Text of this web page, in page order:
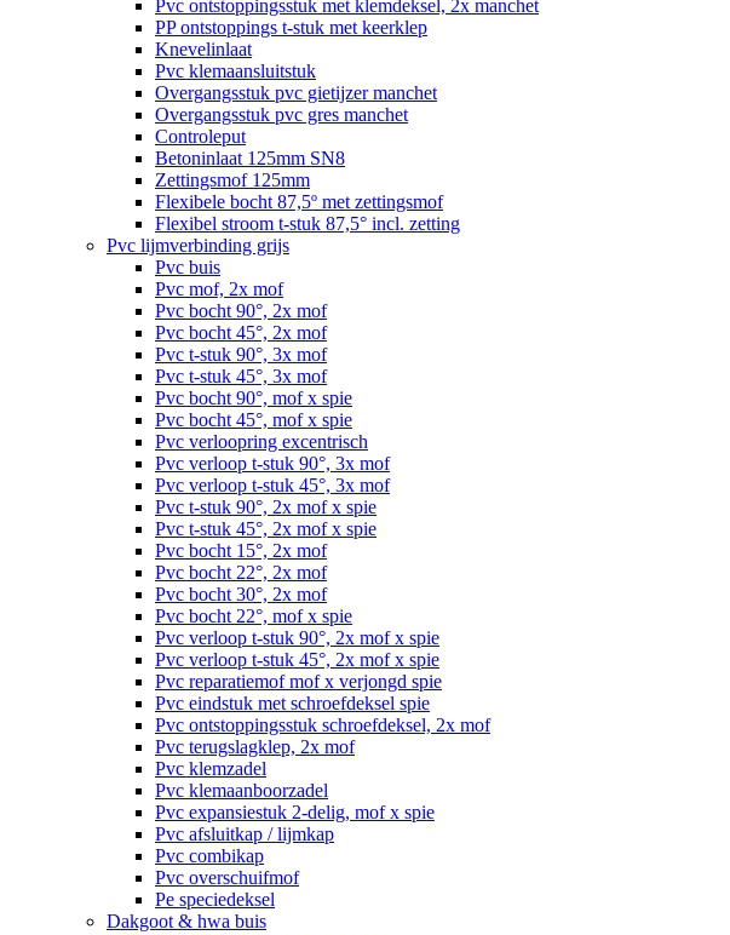
Pvc ontstoppingsstuk met klemdeksel, 2x manchet
PP ontstoppings t-stuk met keerklep
Knevelinlaat
Pvc klemaansluitstuk
Overgangsstuk pvc gietijzer manchet
Overgangsstuk pvc gres manchet
Controleput
Betoninlaat 125mm SN8
Zettingsmof 125mm
Flexibele bocht 87,5º met zettingsmof
Flexibel stroom t-stuk 87,5° incl. zetting
Pvc lijmverbinding grijs
Pvc buis
Pvc mof, 2x mof
Pvc bocht 90°, 2x mof
Pvc bocht 45°, 2x mof
Pvc t-stuk 90°, 3x mof
Pvc t-stuk 45°, 3x mof
Pvc bocht 90°, mof x spie
Pvc bocht 45°, mof x spie
Pvc verloopring excentrisch
Pvc verloop t-stuk 90°, 3x mof
Pvc verloop t-stuk 45°, 3x mof
Pvc t-stuk 90°, 2x mof x spie
Pvc t-stuk 45°, 2x mof x spie
Pvc bocht 15°, 2x mof
Pvc bocht 22°, 2x mof
Pvc bocht 30°, 2x mof
Pvc bocht 22°, mof x spie
Pvc verloop t-stuk 90°, 2x mof x spie
Pvc verloop t-stuk 45°, 2x mof x spie
Pvc reparatiemof mof x verjongd spie
Pvc eindstuk met schroefdeksel spie
Pvc ontstoppingsstuk schroefdeksel, 2x mof
Pvc terugslagklep, 2x mof
Pvc klemzadel
Pvc klemaanboorzadel
Pvc expansiestuk 2-delig, mof x spie
Pvc afsluitkap / lijmkap
Pvc combikap
Pvc overschuifmof
Pe speciedeksel
Dakgoot & hwa buis